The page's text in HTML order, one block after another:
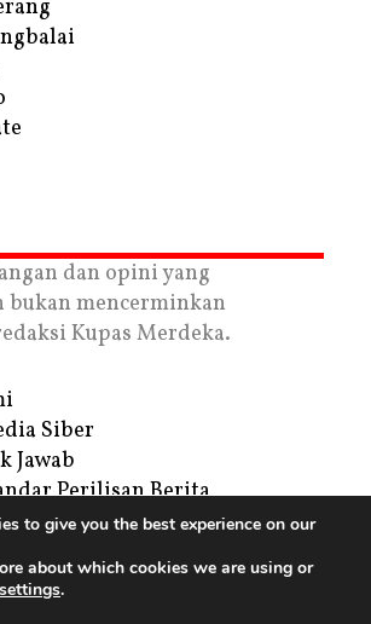
dan opini yang
bukan mencerminkan
Kupas Merdeka.
Siber
Jawab
Perilisan Berita
PT. Tegar Kupas Mediatama
to give you the best experience on our
about which cookies we are using or
settings.